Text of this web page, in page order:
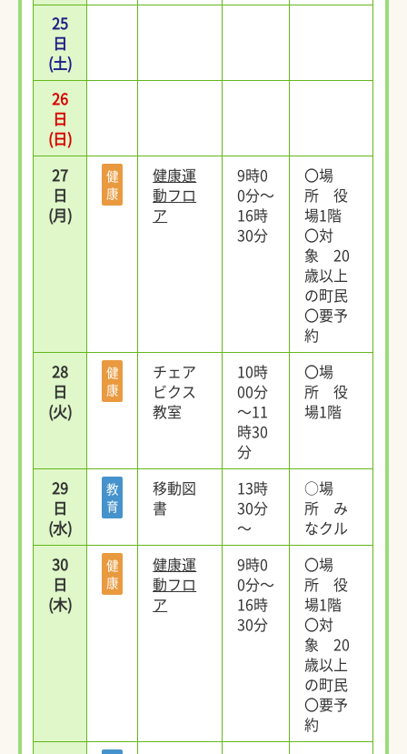
25
日
(土)
26
日
(日)
27
日
(月)
健
康
健康運
動フロ
ア
9時0
0分～
16時
30分
〇場
所 役
場1階
〇対
象 20
歳以上
の町民
〇要予
約
28
日
(火)
健
康
チェア
ビクス
教室
10時
00分
～11
時30
分
〇場
所 役
場1階
29
日
(水)
教
育
移動図
書
13時
30分
～
○場
所 み
なクル
30
日
(木)
健
康
健康運
動フロ
ア
9時0
0分～
16時
30分
〇場
所 役
場1階
〇対
象 20
歳以上
の町民
〇要予
約